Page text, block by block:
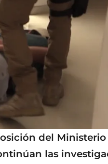
del Ministerio
las